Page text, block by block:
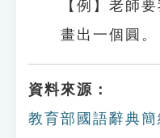
【例】老師
畫出一個圓
資料來源：
教育部國語辭典